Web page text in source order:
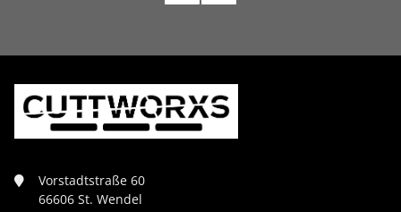
Vorstadtstraße 60
66606 St. Wendel